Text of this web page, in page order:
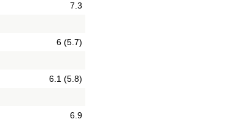
7.3
6 (5.7)
6.1 (5.8)
6.9